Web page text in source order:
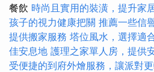
餐飲 時尚且實用的裝潢，提升家
孩子的視力健康把關 推薦一些信
提供搬家服務 塔位風水，選擇適
佳安息地 護理之家單人房，提供
受便捷的到府外燴服務，讓派對